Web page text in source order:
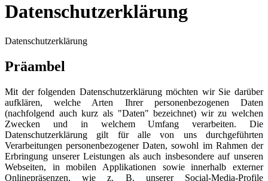
Datenschutzerklärung
Datenschutzerklärung
Präambel
Mit der folgenden Datenschutzerklärung möchten wir Sie darüber
aufklären, welche Arten Ihrer personenbezogenen Daten
(nachfolgend auch kurz als "Daten" bezeichnet) wir zu welchen
Zwecken und in welchem Umfang verarbeiten. Die
Datenschutzerklärung gilt für alle von uns durchgeführten
Verarbeitungen personenbezogener Daten, sowohl im Rahmen der
Erbringung unserer Leistungen als auch insbesondere auf unseren
Webseiten, in mobilen Applikationen sowie innerhalb externer
Onlinepräsenzen, wie z. B. unserer Social-Media-Profile